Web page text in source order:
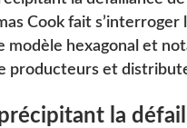
Cook fait
modèle hexagonal et
producteurs et
la